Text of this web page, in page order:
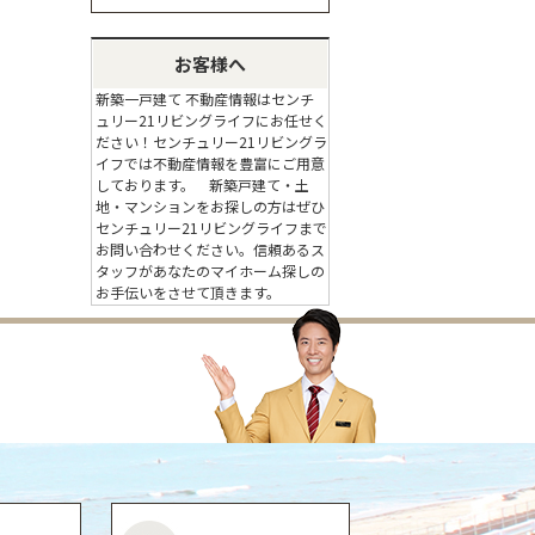
お客様へ
新築一戸建て 不動産情報はセンチ
ュリー21リビングライフにお任せく
ださい！センチュリー21リビングラ
イフでは不動産情報を豊富にご用意
しております。 新築戸建て・土
地・マンションをお探しの方はぜひ
センチュリー21リビングライフまで
お問い合わせください。信頼あるス
タッフがあなたのマイホーム探しの
お手伝いをさせて頂きます。